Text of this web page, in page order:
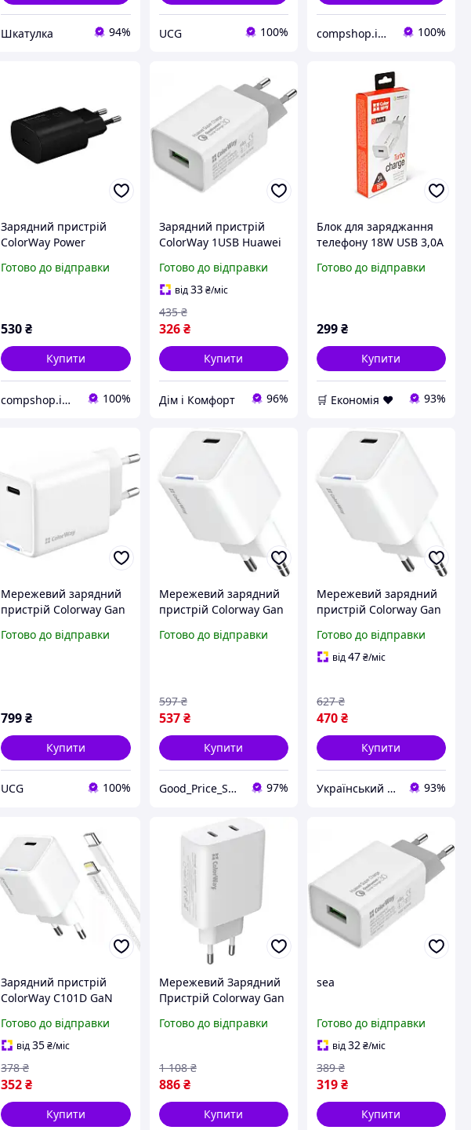
Шкатулка 94% UCG 100% compshop.in.ua 100%
Зарядний пристрій
ColorWay Power
Type-C 25W black CW-
Готово до відправки
530₴
Купити
compshop.in.ua 100%
Зарядний пристрій
ColorWay 1USB Huawei
Charge 3.0, 4A (20W), 1
x USB (CW-CHS014Q-WT)
Готово до відправки
від33 ₴/міс
326 ₴
435 ₴
Купити
Дім і Комфорт 96%
Блок для заряджання
телефону 18W USB 3,0A
Готово до відправки
299₴
Купити
🛒 Економія ❤️ 93%
Мережевий зарядний
пристрій Colorway Gan
Delivery Pd Port Pps Usb
Готово до відправки
799₴
Купити
UCG 100%
Мережевий зарядний
пристрій Colorway Gan
Delivery Pd Port Pps Usb
Готово до відправки
537 ₴
597 ₴
Купити
Good_Price_Shop 97%
Мережевий зарядний
пристрій Colorway Gan
Delivery Pd Port Pps Usb
C White mayak
Готово до відправки
від47₴/міс
470₴
627 ₴
Купити
Український Кошик 93%
Зарядний пристрій
ColorWay C101D GaN
з кабелем USB C
Lightning white pelican
Готово до відправки
від35₴/міс
352₴
378 ₴
Купити
Мережевий Зарядний
Пристрій Colorway Gan
Delivery Pd Port Pps Usb
Pd 30W Type C mayak
Готово до відправки
886 ₴
1 108 ₴
Купити
sea
Готово до відправки
від32₴/міс
319₴
389 ₴
Купити